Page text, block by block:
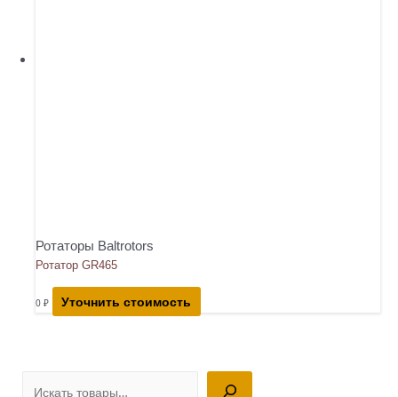
Ротаторы Baltrotors
Ротатор GR465
0 ₽ Уточнить стоимость